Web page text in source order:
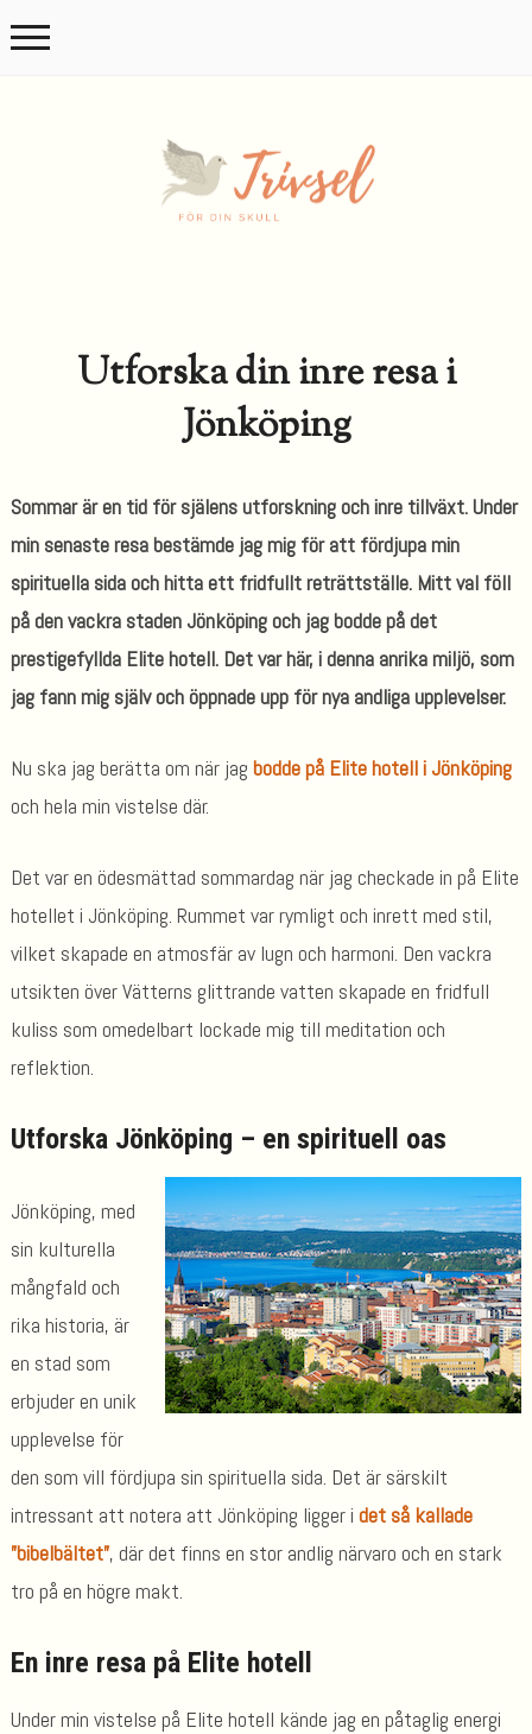
Utforska din inre resa i
Jönköping
Sommar är en tid för själens utforskning och inre tillväxt. Under
min senaste resa bestämde jag mig för att fördjupa min
spirituella sida och hitta ett fridfullt reträttställe. Mitt val föll
på den vackra staden Jönköping och jag bodde på det
prestigefyllda Elite hotell. Det var här, i denna anrika miljö, som
jag fann mig själv och öppnade upp för nya andliga upplevelser.
Nu ska jag berätta om när jag bodde på Elite hotell i Jönköping
och hela min vistelse där.
Det var en ödesmättad sommardag när jag checkade in på Elite
hotellet i Jönköping. Rummet var rymligt och inrett med stil,
vilket skapade en atmosfär av lugn och harmoni. Den vackra
utsikten över Vätterns glittrande vatten skapade en fridfull
kuliss som omedelbart lockade mig till meditation och
reflektion.
Utforska Jönköping – en spirituell oas
Jönköping, med
sin kulturella
mångfald och
rika historia, är
en stad som
erbjuder en unik
upplevelse för
den som vill fördjupa sin spirituella sida. Det är särskilt
intressant att notera att Jönköping ligger i det så kallade
”bibelbältet”, där det finns en stor andlig närvaro och en stark
tro på en högre makt.
En inre resa på Elite hotell
Under min vistelse på Elite hotell kände jag en påtaglig energi